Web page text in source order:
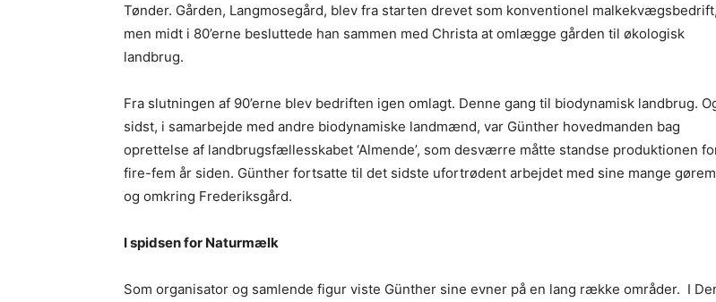
Tønder. Gården, Langmosegård, blev fra starten drevet som konventionel malkekvægsbedrift,
men midt i 80’erne besluttede han sammen med Christa at omlægge gården til økologisk
landbrug.
Fra slutningen af 90’erne blev bedriften igen omlagt. Denne gang til biodynamisk landbrug.
sidst, i samarbejde med andre biodynamiske landmænd, var Günther hovedmanden bag
oprettelse af landbrugsfællesskabet ‘Almende’, som desværre måtte standse produktionen
fire-fem år siden. Günther fortsatte til det sidste ufortrødent arbejdet med sine mange
og omkring Frederiksgård.
I spidsen for Naturmælk
Som organisator og samlende figur viste Günther sine evner på en lang række områder. I